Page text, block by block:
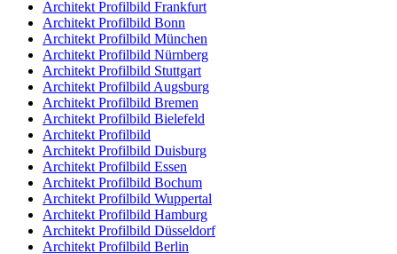
Architekt Profilbild Frankfurt
Architekt Profilbild Bonn
Architekt Profilbild München
Architekt Profilbild Nürnberg
Architekt Profilbild Stuttgart
Architekt Profilbild Augsburg
Architekt Profilbild Bremen
Architekt Profilbild Bielefeld
Architekt Profilbild
Architekt Profilbild Duisburg
Architekt Profilbild Essen
Architekt Profilbild Bochum
Architekt Profilbild Wuppertal
Architekt Profilbild Hamburg
Architekt Profilbild Düsseldorf
Architekt Profilbild Berlin